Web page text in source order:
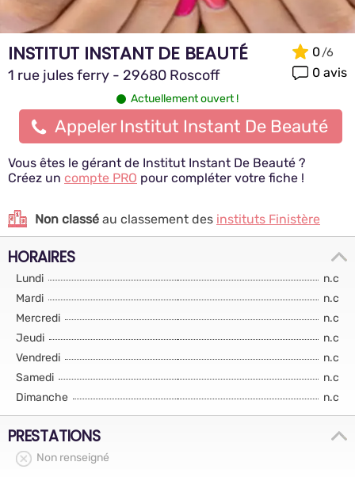
INSTITUT INSTANT DE BEAUTÉ
1 rue jules ferry - 29680 Roscoff
0
0 avis
Actuellement ouvert !
Appeler Institut Instant De Beauté
Vous êtes le gérant de Institut Instant De Beauté ?
Créez un compte PRO pour compléter votre fiche !
Non classé au classement des instituts Finistère
HORAIRES
Lundi
n.c
Mardi
n.c
Mercredi
n.c
Jeudi
n.c
Vendredi
n.c
Samedi
n.c
Dimanche
n.c
PRESTATIONS
Non renseigné